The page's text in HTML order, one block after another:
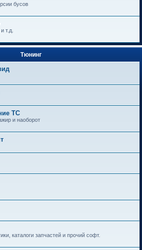
бусов
т.д.
Тюнинг
ТС
и наоборот
каталоги запчастей и прочий софт.